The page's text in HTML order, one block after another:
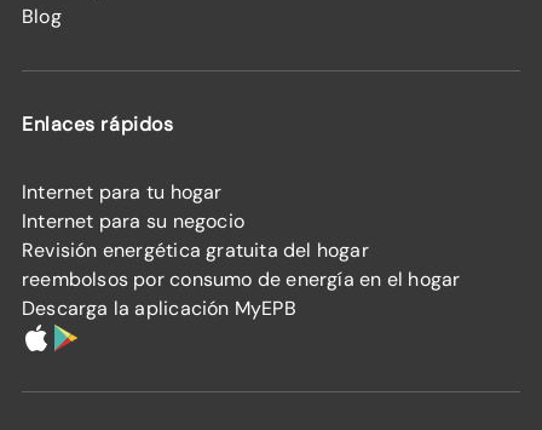
Blog
Enlaces rápidos
Internet para tu hogar
Internet para su negocio
Revisión energética gratuita del hogar
reembolsos por consumo de energía en el hogar
Descarga la aplicación MyEPB